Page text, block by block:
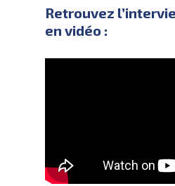
Retrouvez
en vidéo :